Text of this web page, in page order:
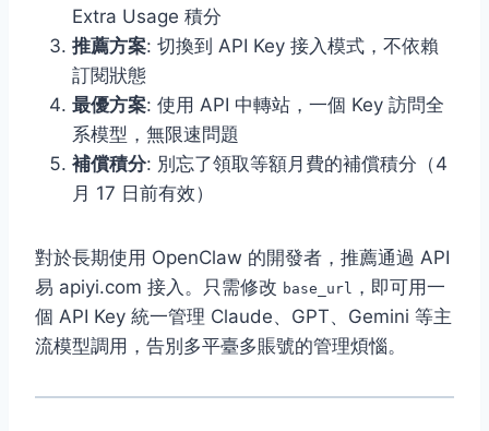
Extra Usage 積分
推薦方案: 切換到 API Key 接入模式，不依賴
訂閱狀態
最優方案: 使用 API 中轉站，一個 Key 訪問全
系模型，無限速問題
補償積分: 別忘了領取等額月費的補償積分（4
月 17 日前有效）
對於長期使用 OpenClaw 的開發者，推薦通過 API
易 apiyi.com 接入。只需修改 base_url ，即可用一
個 API Key 統一管理 Claude、GPT、Gemini 等主
流模型調用，告別多平臺多賬號的管理煩惱。